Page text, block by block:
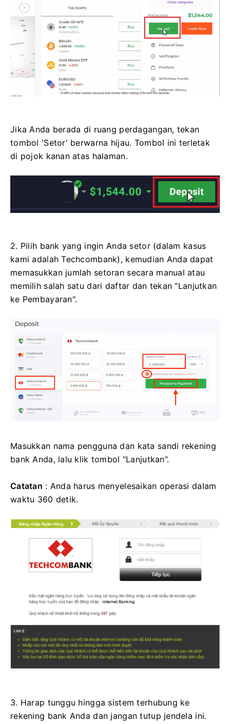
Jika Anda berada di ruang perdagangan, tekan
tombol 'Setor' berwarna hijau. Tombol ini terletak
di pojok kanan atas halaman.
2. Pilih bank yang ingin Anda setor (dalam kasus
kami adalah Techcombank), kemudian Anda dapat
memasukkan jumlah setoran secara manual atau
memilih salah satu dari daftar dan tekan "Lanjutkan
ke Pembayaran".
Masukkan nama pengguna dan kata sandi rekening
bank Anda, lalu klik tombol “Lanjutkan”.
Catatan : Anda harus menyelesaikan operasi dalam
waktu 360 detik.
3. Harap tunggu hingga sistem terhubung ke
rekening bank Anda dan jangan tutup jendela ini.